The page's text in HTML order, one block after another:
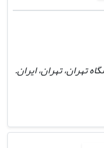
تهران، تهران، ایران.